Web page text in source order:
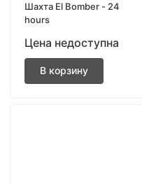
Шахта El Bomber - 24
hours
Цена недоступна
В корзину